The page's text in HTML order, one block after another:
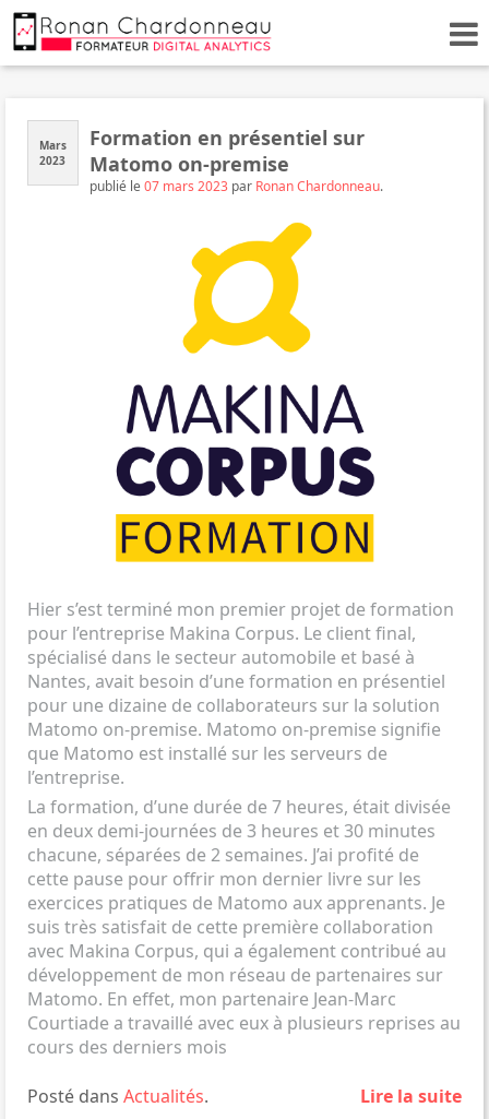
Mars
2023
Formation en présentiel sur
Matomo on-premise
publié le07 mars 2023par Ronan Chardonneau.
Posté dans Actualités.
Hier s’est terminé mon premier projet de formation
pour l’entreprise Makina Corpus. Le client final,
spécialisé dans le secteur automobile et basé à
Nantes, avait besoin d’une formation en présentiel
pour une dizaine de collaborateurs sur la solution
Matomo on-premise. Matomo on-premise signifie
que Matomo est installé sur les serveurs de
l’entreprise.
La formation, d’une durée de 7 heures, était divisée
en deux demi-journées de 3 heures et 30 minutes
chacune, séparées de 2 semaines. J’ai profité de
cette pause pour offrir mon dernier livre sur les
exercices pratiques de Matomo aux apprenants. Je
suis très satisfait de cette première collaboration
avec Makina Corpus, qui a également contribué au
développement de mon réseau de partenaires sur
Matomo. En effet, mon partenaire Jean-Marc
Courtiade a travaillé avec eux à plusieurs reprises au
cours des derniers mois
Lire la suite